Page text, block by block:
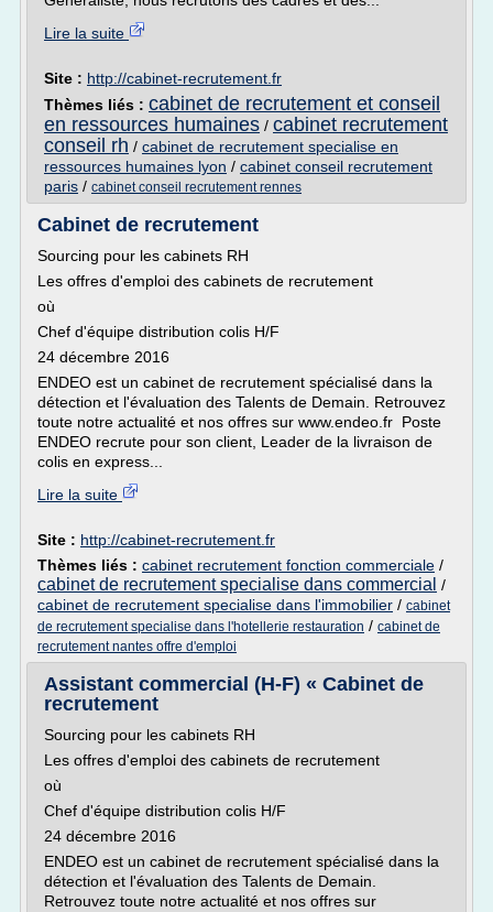
Lire la suite
Site : http://cabinet-recrutement.fr
Thèmes liés : cabinet de recrutement et conseil
en ressources humaines / cabinet recrutement
conseil rh / cabinet de recrutement specialise en
ressources humaines lyon / cabinet conseil recrutement
paris / cabinet conseil recrutement rennes
Cabinet de recrutement
Sourcing pour les cabinets RH
Les offres d'emploi des cabinets de recrutement
où
Chef d'équipe distribution colis H/F
24 décembre 2016
ENDEO est un cabinet de recrutement spécialisé dans la
détection et l'évaluation des Talents de Demain. Retrouvez
toute notre actualité et nos offres sur www.endeo.fr Poste
ENDEO recrute pour son client, Leader de la livraison de
colis en express...
Lire la suite
Site : http://cabinet-recrutement.fr
Thèmes liés : cabinet recrutement fonction commerciale /
cabinet de recrutement specialise dans commercial /
cabinet de recrutement specialise dans l'immobilier / cabinet
de recrutement specialise dans l'hotellerie restauration / cabinet de
recrutement nantes offre d'emploi
Assistant commercial (H-F) « Cabinet de
recrutement
Sourcing pour les cabinets RH
Les offres d'emploi des cabinets de recrutement
où
Chef d'équipe distribution colis H/F
24 décembre 2016
ENDEO est un cabinet de recrutement spécialisé dans la
détection et l'évaluation des Talents de Demain.
Retrouvez toute notre actualité et nos offres sur